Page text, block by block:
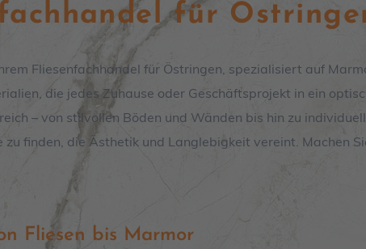
für
Fliesenfachhandel für Östringen, spezialisiert auf
die jedes Zuhause oder Geschäftsprojekt in ein
– von stilvollen Böden und Wänden bis hin zu
zu finden, die Ästhetik und Langlebigkeit vereint. Machen
Fliesen bis Marmor